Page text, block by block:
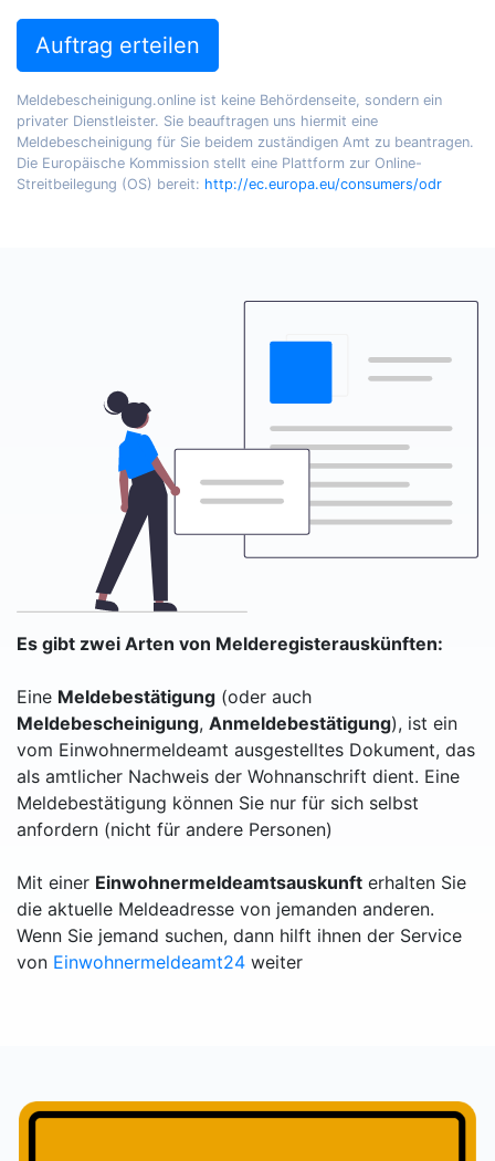
Auftrag erteilen
Meldebescheinigung.online ist keine Behördenseite, sondern ein
privater Dienstleister. Sie beauftragen uns hiermit eine
Meldebescheinigung für Sie beidem zuständigen Amt zu beantragen.
Die Europäische Kommission stellt eine Plattform zur Online-
Streitbeilegung (OS) bereit: http://ec.europa.eu/consumers/odr
Es gibt zwei Arten von Melderegisterauskünften:
Eine Meldebestätigung (oder auch
Meldebescheinigung, Anmeldebestätigung), ist ein
vom Einwohnermeldeamt ausgestelltes Dokument, das
als amtlicher Nachweis der Wohnanschrift dient. Eine
Meldebestätigung können Sie nur für sich selbst
anfordern (nicht für andere Personen)
Mit einer Einwohnermeldeamtsauskunft erhalten Sie
die aktuelle Meldeadresse von jemanden anderen.
Wenn Sie jemand suchen, dann hilft ihnen der Service
von Einwohnermeldeamt24 weiter